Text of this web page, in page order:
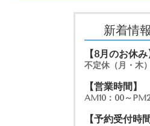
新着情
【8月のお休み
不定休（月・木）
【営業時間】
AM10：00～
【予約受付時間